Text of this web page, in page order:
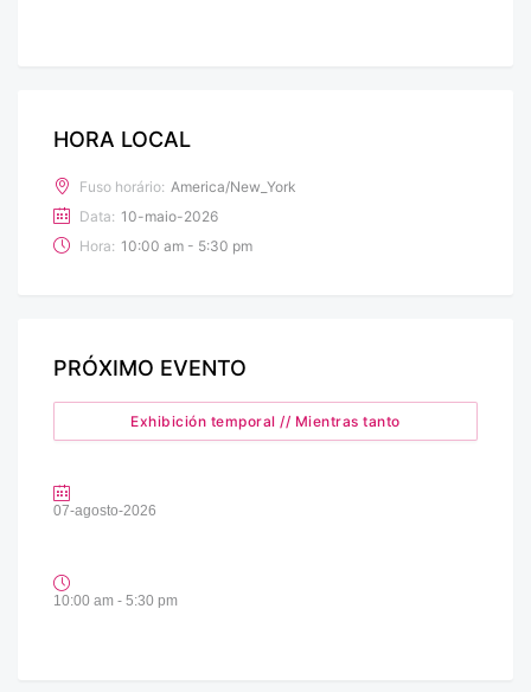
HORA LOCAL
Fuso horário: America/New_York
Data: 10-maio-2026
Hora: 10:00 am - 5:30 pm
PRÓXIMO EVENTO
Exhibición temporal // Mientras tanto
07-agosto-2026
10:00 am - 5:30 pm